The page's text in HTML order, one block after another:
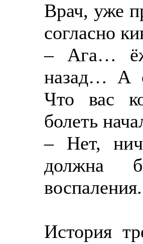
Врач, уже
согласно
– Ага…
назад… А
Что вас
болеть
– Нет,
должна
История